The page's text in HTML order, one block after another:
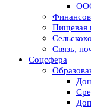
Пищевая
Связь,
Соцсфера